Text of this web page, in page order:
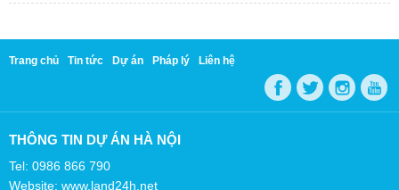
Trang chủ Tin tức Dự án Pháp lý Liên hệ
THÔNG TIN DỰ ÁN HÀ NỘI
Tel: 0986 866 790
Website: www.land24h.net